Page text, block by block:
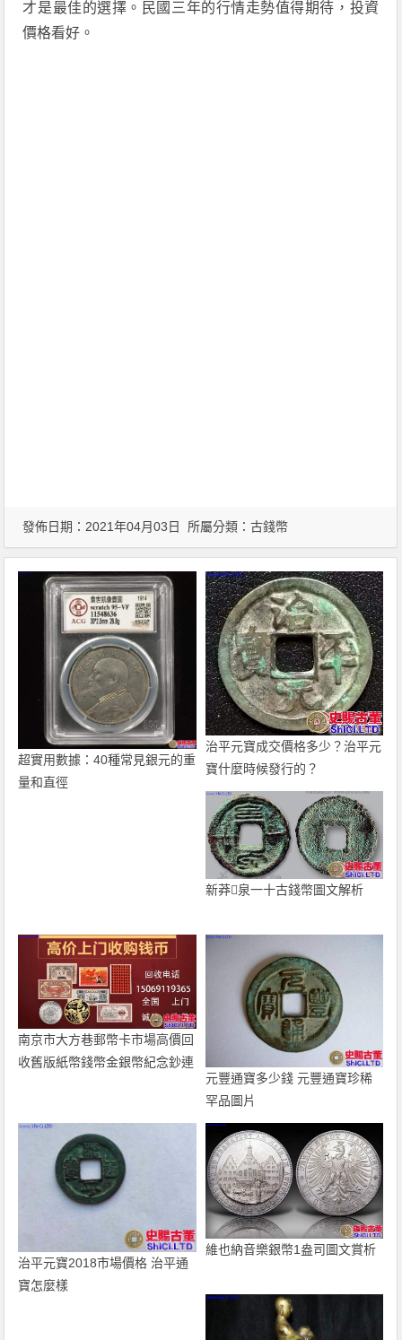
才是最佳的選擇。民國三年的行情走勢值得期待，投資
價格看好。
發佈日期：2021年04月03日 所屬分類：古錢幣
超實用數據：40種常見銀元的重
量和直徑
治平元寶成交價格多少？治平元
寶什麼時候發行的？
新莽泉一十古錢幣圖文解析
南京市大方巷郵幣卡市場高價回
收舊版紙幣錢幣金銀幣紀念鈔連
元豐通寶多少錢 元豐通寶珍稀
罕品圖片
治平元寶2018市場價格 治平通
寶怎麼樣
維也納音樂銀幣1盎司圖文賞析